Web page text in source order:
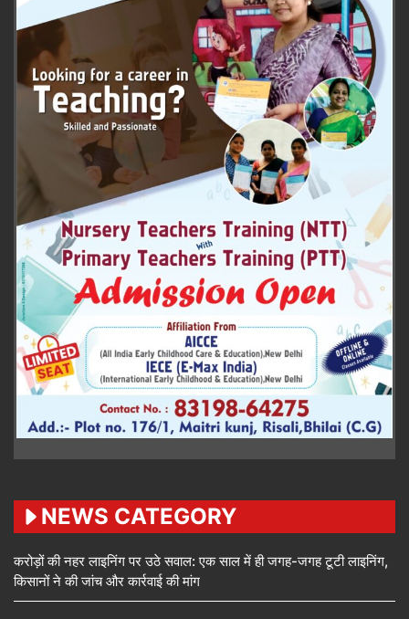
NEWS CATEGORY
करोड़ों की नहर लाइनिंग पर उठे सवाल: एक साल में ही जगह-जगह टूटी लाइनिंग,
किसानों ने की जांच और कार्रवाई की मांग